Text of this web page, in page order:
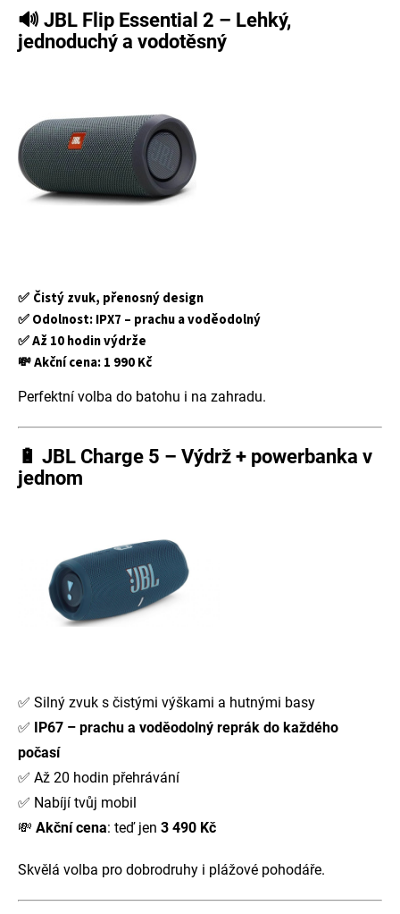
🔊 JBL Flip Essential 2 – Lehký,
jednoduchý a vodotěsný
✅ Čistý zvuk, přenosný design
✅ Odolnost:IPX7 – prachu a voděodolný
✅ Až 10 hodin výdrže
💸Akční cena:1 990 Kč
Perfektní volba do batohu i na zahradu.
🔋 JBL Charge 5 – Výdrž + powerbanka v
jednom
✅ Silný zvuk s čistými výškami a hutnými basy
✅ IP67 – prachu a voděodolný reprák do každého
počasí
✅ Až 20 hodin přehrávání
✅ Nabíjí tvůj mobil
💸 Akční cena: teď jen 3 490 Kč
Skvělá volba pro dobrodruhy i plážové pohodáře.